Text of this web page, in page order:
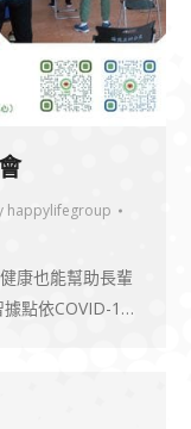
happylifegroup
康也能幫助長輩
點依COVID-1…